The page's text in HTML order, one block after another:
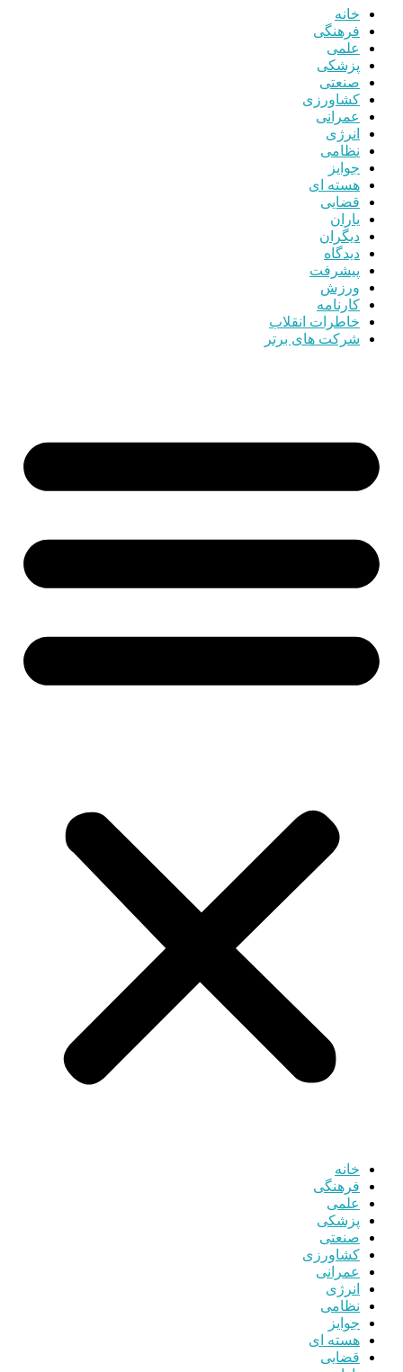
خانه
فرهنگی
علمی
پزشکی
صنعتی
کشاورزی
عمرانی
انرژی
نظامی
جوایز
هسته ای
قضایی
یاران
دیگران
دیدگاه
پیشرفت
ورزش
کارنامه
خاطرات انقلاب
شرکت های برتر
خانه
فرهنگی
علمی
پزشکی
صنعتی
کشاورزی
عمرانی
انرژی
نظامی
جوایز
هسته ای
قضایی